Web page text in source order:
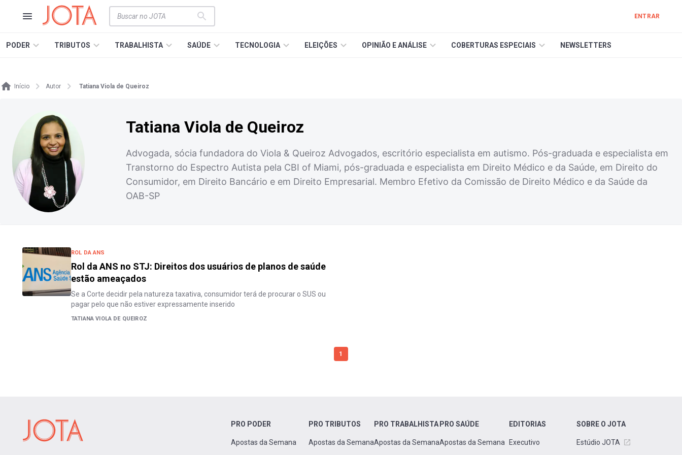
ENTRAR
PODER TRIBUTOS TRABALHISTA SAÚDE TECNOLOGIA ELEIÇÕES OPINIÃO E ANÁLISE COBERTURAS ESPECIAIS NEWSLETTERS
Início Autor Tatiana Viola de Queiroz
Tatiana Viola de Queiroz
Advogada, sócia fundadora do Viola & Queiroz Advogados, escritório especialista em autismo. Pós-graduada e especialista em
Transtorno do Espectro Autista pela CBI of Miami, pós-graduada e especialista em Direito Médico e da Saúde, em Direito do
Consumidor, em Direito Bancário e em Direito Empresarial. Membro Efetivo da Comissão de Direito Médico e da Saúde da
OAB-SP
ROL DA ANS
Rol da ANS no STJ: Direitos dos usuários de planos de saúde
estão ameaçados
Se a Corte decidir pela natureza taxativa, consumidor terá de procurar o SUS ou
pagar pelo que não estiver expressamente inserido
TATIANA VIOLA DE QUEIROZ
1
PRO PODER
Apostas da Semana
PRO TRIBUTOS
Apostas da Semana
PRO TRABALHISTA
Apostas da Semana
PRO SAÚDE
Apostas da Semana
EDITORIAS
Executivo
SOBRE O JOTA
Estúdio JOTA